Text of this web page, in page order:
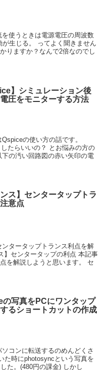
使うときは電源電圧の周波数
生じる。 ってよく聞きません
りますか？なんで2倍なのでし
】シミュレーション後
圧をモニターする方法
の使い方の話です。
たらいいの？ とお悩みの方の
の汚い回路図の赤い矢印の電
ンス】センタータップトラ
意点
タータップトランス利点を解
】センタータップの利点 本記事
を解説しようと思います。 セ
写真をPCにワンタップ
るショートカットの作成
コンに転送するのめんどくさ
た時にphotosyncという写真を
た。(480円の課金) しかし